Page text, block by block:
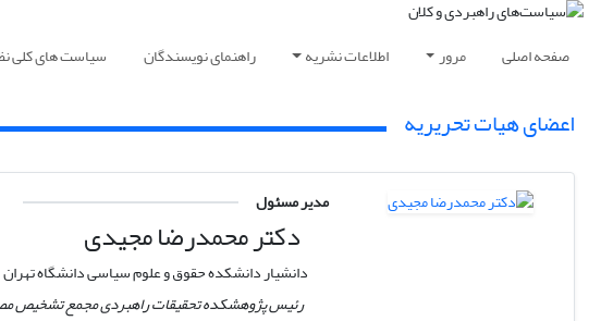
صفحه اصلی مرور اطلاعات نشریه راهنمای نویسندگان سیاست های کلی
اعضای هیات تحریریه
مدیر مسئول
دکتر محمدرضا مجیدی
دانشیار دانشکده حقوق و علوم سیاسی دانشگاه تهران
رئیس پژوهشکده تحقیقات راهبردی مجمع تشخیص